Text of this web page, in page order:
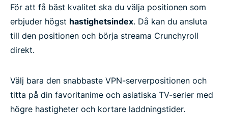
För att få bäst kvalitet ska du välja positionen som
erbjuder högst hastighetsindex. Då kan du ansluta
till den positionen och börja streama Crunchyroll
direkt.
Välj bara den snabbaste VPN-serverpositionen och
titta på din favoritanime och asiatiska TV-serier med
högre hastigheter och kortare laddningstider.